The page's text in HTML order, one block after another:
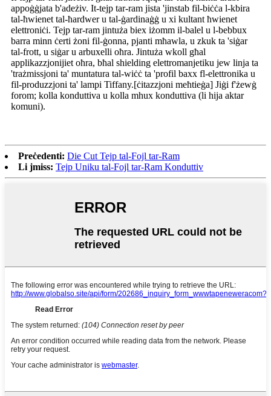
appoġġjata b'adeżiv. It-tejp tar-ram jista 'jinstab fil-biċċa l-kbira
tal-ħwienet tal-ħardwer u tal-ġardinaġġ u xi kultant ħwienet
elettroniċi. Tejp tar-ram jintuża biex iżomm il-balel u l-bebbux
barra minn ċerti żoni fil-ġonna, pjanti mħawla, u zkuk ta 'siġar
tal-frott, u siġar u arbuxelli oħra. Jintuża wkoll għal
applikazzjonijiet oħra, bħal shielding elettromanjetiku jew linja ta
'trażmissjoni ta' muntatura tal-wiċċ ta 'profil baxx fl-elettronika u
fil-produzzjoni ta' lampi Tiffany.[ċitazzjoni meħtieġa] Jiġi f'żewġ
forom; kolla konduttiva u kolla mhux konduttiva (li hija aktar
komuni).
Preċedenti: Die Cut Tejp tal-Fojl tar-Ram
Li jmiss: Tejp Uniku tal-Fojl tar-Ram Konduttiv